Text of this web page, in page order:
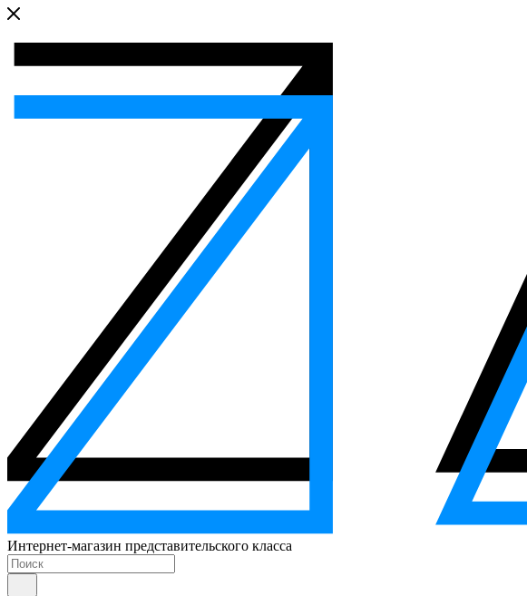
Интернет-магазин представительского класса